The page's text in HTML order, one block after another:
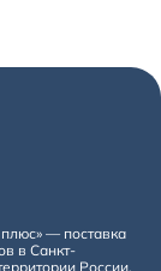
— поставка
в Санкт-
России.